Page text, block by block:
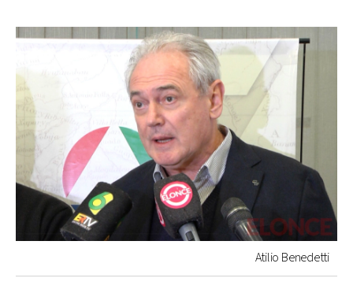
Atilio Benedetti